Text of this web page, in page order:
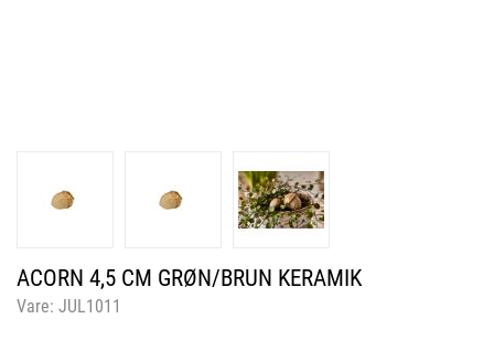
ACORN 4,5 CM GRØN/BRUN KERAMIK
Vare: JUL1011